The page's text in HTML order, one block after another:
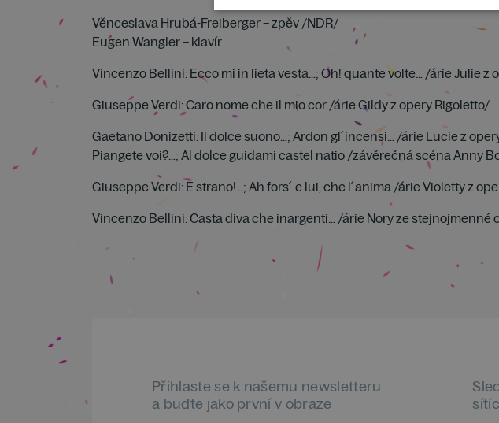
Věnceslava Hrubá-Freiberger – zpěv /NDR/
Eugen Wangler – klavír
Vincenzo Bellini: Ecco mi in lieta vesta…; Oh! quante volte… /árie Julie z
Giuseppe Verdi: Caro nome che il mio cor /árie Gildy z opery Rigoletto/
Gaetano Donizetti: Il dolce suono…; Ardon gl´incensi… /árie Lucie z
Piangete voi?…; Al dolce guidami castel natio /závěrečná scéna Anny
Giuseppe Verdi: E strano!…; Ah fors´ e lui, che l´anima /árie Violetty z
Vincenzo Bellini: Casta diva che inargenti… /árie Nory ze stejnojmenné
Přihlaste se k našemu newsletteru
a buďte jako první v obraze